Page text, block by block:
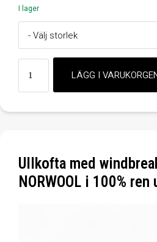
I lager
Ullkofta med
NORWOOL i 100% ren